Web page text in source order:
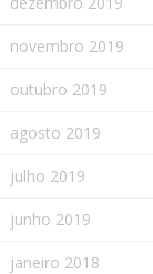
novembro 2019
outubro 2019
agosto 2019
julho 2019
junho 2019
janeiro 2018